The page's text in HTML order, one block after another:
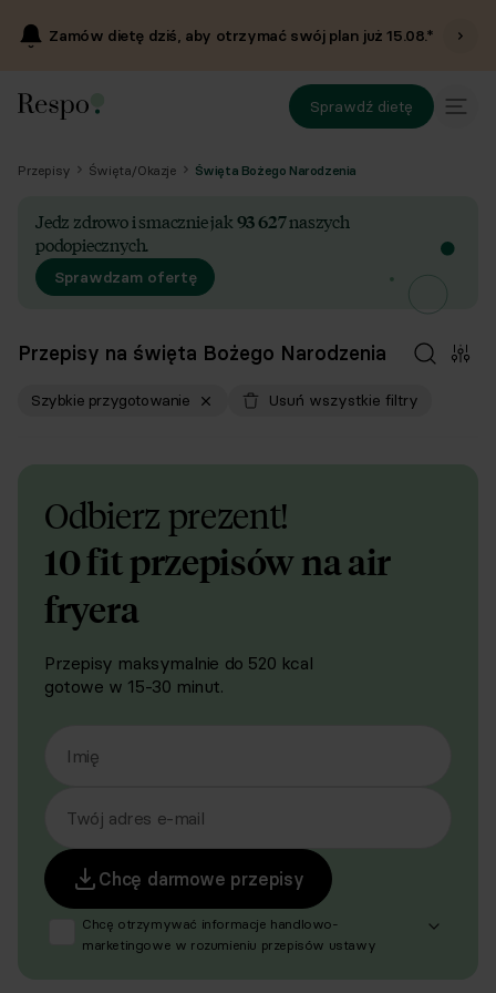
Zamów dietę dziś, aby otrzymać swój plan już15.08.*
Sprawdź dietę
Przepisy Święta/Okazje Święta Bożego Narodzenia
Jedz zdrowo i smacznie jak93 627naszych
podopiecznych.
Sprawdzam ofertę
Przepisy na święta Bożego Narodzenia
Szybkie przygotowanie Usuń wszystkie filtry
Odbierz prezent!
10 fit przepisów na air
fryera
Przepisy maksymalnie do 520 kcal
gotowe w 15-30 minut.
Imię
Twój adres e-mail
Chcę darmowe przepisy
Chcę otrzymywać informacje handlowo-
marketingowe w rozumieniu przepisów ustawy